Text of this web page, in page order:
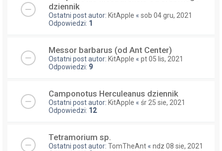
dziennik
Ostatni post autor: KitApple « sob 04 gru, 2021
Odpowiedzi: 1
Messor barbarus (od Ant Center)
Ostatni post autor: KitApple « pt 05 lis, 2021
Odpowiedzi: 9
Camponotus Herculeanus dziennik
Ostatni post autor: KitApple « śr 25 sie, 2021
Odpowiedzi: 12
Tetramorium sp.
Ostatni post autor: TomTheAnt « ndz 08 sie, 2021